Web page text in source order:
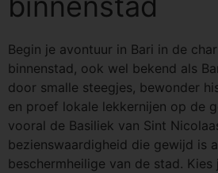
Begin je avontuur in Bari in de
binnenstad, ook wel bekend als
door smalle steegjes, bewonder
en proef lokale lekkernijen op de
vooral de Basiliek van Sint
bezienswaardigheid die gewijd is
beschermheilige van de stad.